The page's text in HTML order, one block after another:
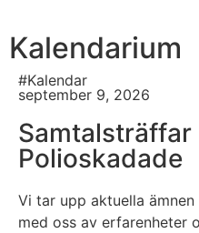
Kalendarium
#Kalendar
september 9, 2026
Samtalsträffar
Polioskadade
Vi tar upp aktuella
med oss av erfarenheter